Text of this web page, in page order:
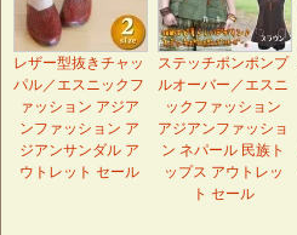
レザー型抜きチャッ
パル／エスニックフ
ァッション アジア
ンファッション ア
ジアンサンダル ア
ウトレット セール
ステッチポンポンプ
ルオーバー／エスニ
ックファッション
アジアンファッショ
ン ネパール 民族ト
ップス アウトレッ
ト セール